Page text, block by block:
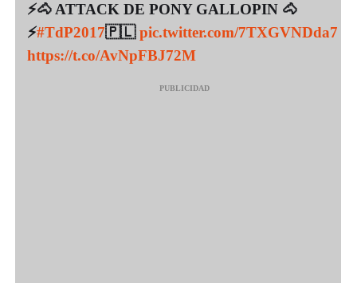
⚡️🐴 ATTACK DE PONY GALLOPIN 🐴
⚡️#TdP2017🇵🇱pic.twitter.com/7TXGVNDda7
https://t.co/AvNpFBJ72M